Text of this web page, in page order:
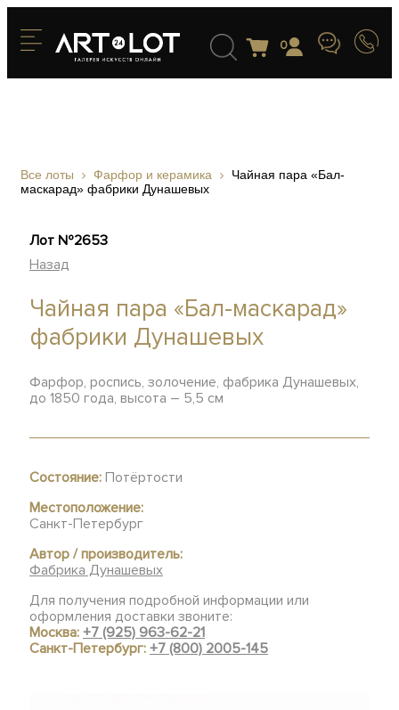
0
Все лоты Фарфор и керамика
Чайная пара «Бал-
маскарад» фабрики Дунашевых
Лот №2653
Назад
Чайная пара «Бал-маскарад»
фабрики Дунашевых
Фарфор, роспись, золочение, фабрика Дунашевых,
до 1850 года, высота – 5,5 см
Состояние: Потёртости
Местоположение:
Санкт-Петербург
Автор / производитель:
Фабрика Дунашевых
Для получения подробной информации или
оформления доставки звоните:
Москва:+7 (925) 963-62-21
Санкт-Петербург:+7 (800) 2005-145